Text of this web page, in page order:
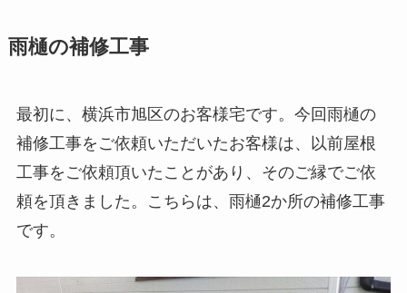
雨樋の補修工事
最初に、横浜市旭区のお客様宅です。今回雨樋の
補修工事をご依頼いただいたお客様は、以前屋根
工事をご依頼頂いたことがあり、そのご縁でご依
頼を頂きました。こちらは、雨樋2か所の補修工事
です。